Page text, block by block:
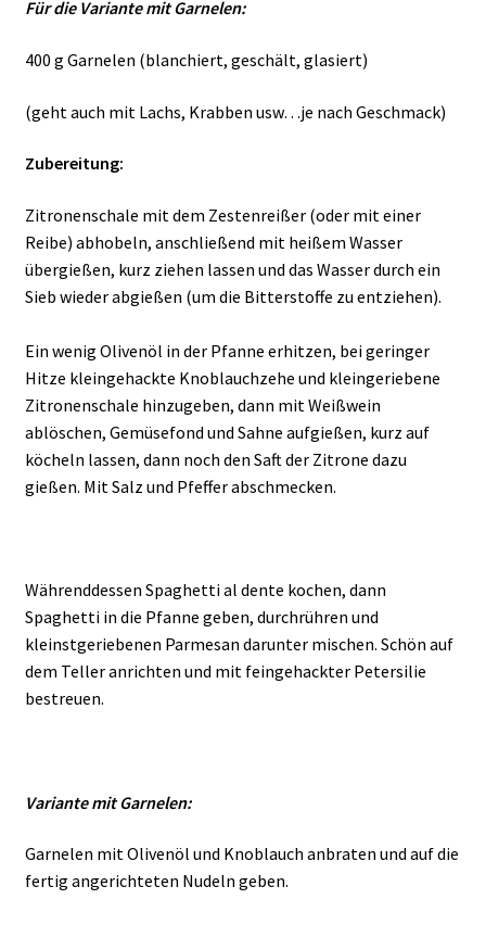
Für die Variante mit Garnelen:
400 g Garnelen (blanchiert, geschält, glasiert)
(geht auch mit Lachs, Krabben usw…je nach Geschmack)
Zubereitung:
Zitronenschale mit dem Zestenreißer (oder mit einer
Reibe) abhobeln, anschließend mit heißem Wasser
übergießen, kurz ziehen lassen und das Wasser durch ein
Sieb wieder abgießen (um die Bitterstoffe zu entziehen).
Ein wenig Olivenöl in der Pfanne erhitzen, bei geringer
Hitze kleingehackte Knoblauchzehe und kleingeriebene
Zitronenschale hinzugeben, dann mit Weißwein
ablöschen, Gemüsefond und Sahne aufgießen, kurz auf
köcheln lassen, dann noch den Saft der Zitrone dazu
gießen. Mit Salz und Pfeffer abschmecken.
Währenddessen Spaghetti al dente kochen, dann
Spaghetti in die Pfanne geben, durchrühren und
kleinstgeriebenen Parmesan darunter mischen. Schön auf
dem Teller anrichten und mit feingehackter Petersilie
bestreuen.
Variante mit Garnelen:
Garnelen mit Olivenöl und Knoblauch anbraten und auf die
fertig angerichteten Nudeln geben.